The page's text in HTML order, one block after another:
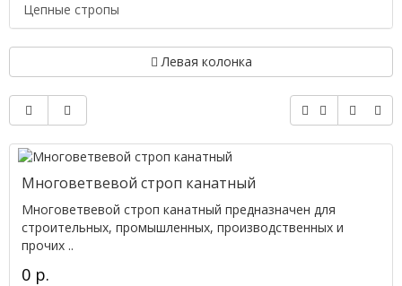
Цепные стропы
Левая колонка
Многоветвевой строп канатный
Многоветвевой строп канатный предназначен для
строительных, промышленных, производственных и
прочих ..
0 р.